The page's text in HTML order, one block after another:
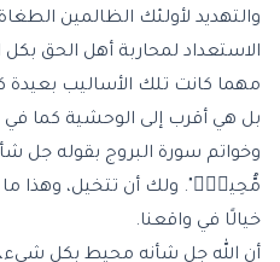
والتهديد لأولئك الظالمين
الاستعداد لمحاربة أهل الحق بكل
مهما كانت تلك الأساليب بعيدة
بل هي أقرب إلى الوحشية كما في
وخواتم سورة البروج بقوله جل
مُّحِيطٌۢ". ولك أن تتخيل، وهذا ما
خيالًا في واقعنا.
أن الله جل شأنه محيط بكل